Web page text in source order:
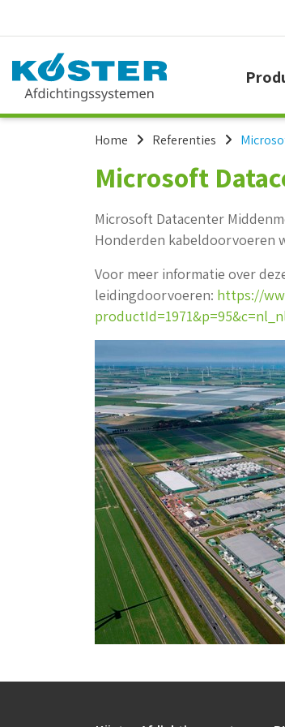
Home Referenties
Microsoft
Microsoft Datacenter
Honderden kabeldoorvoeren
Voor meer informatie over
leidingdoorvoeren: https://